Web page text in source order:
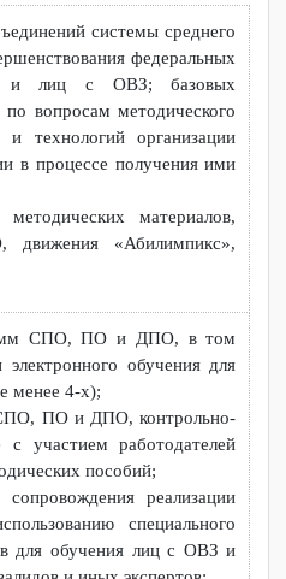
объединений системы
совершенствования
и лиц с ОВЗ;
ПОО по вопросам
и технологий
в процессе
методических
ДПО, движения
программ СПО, ПО и ДПО, в
и электронного
(не менее 4-х);
СПО, ПО и ДПО,
числе с участием